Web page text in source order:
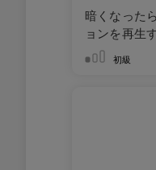
暗くなった
ョンを再生
初級